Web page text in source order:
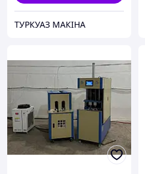
ТУРКУАЗ МАКIНА